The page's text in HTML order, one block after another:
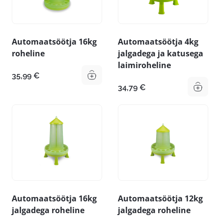
Automaatsöötja 16kg
roheline
35,99 €
Automaatsöötja 4kg
jalgadega ja katusega
laimiroheline
34,79 €
Automaatsöötja 16kg
jalgadega roheline
Automaatsöötja 12kg
jalgadega roheline